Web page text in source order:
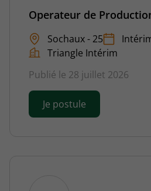
Operateur de
Sochaux - 25
Triangle Intérim
Publié le 28 juillet 2026
Je postule